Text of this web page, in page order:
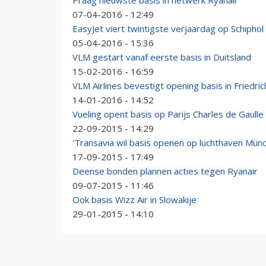
07-04-2016 - 12:49
EasyJet viert twintigste verjaardag op Schiphol
05-04-2016 - 15:36
VLM gestart vanaf eerste basis in Duitsland
15-02-2016 - 16:59
VLM Airlines bevestigt opening basis in
14-01-2016 - 14:52
Vueling opent basis op Parijs Charles de Gaulle
22-09-2015 - 14:29
'Transavia wil basis openen op luchthaven
17-09-2015 - 17:49
Deense bonden plannen acties tegen Ryanair
09-07-2015 - 11:46
Ook basis Wizz Air in Slowakije
29-01-2015 - 14:10